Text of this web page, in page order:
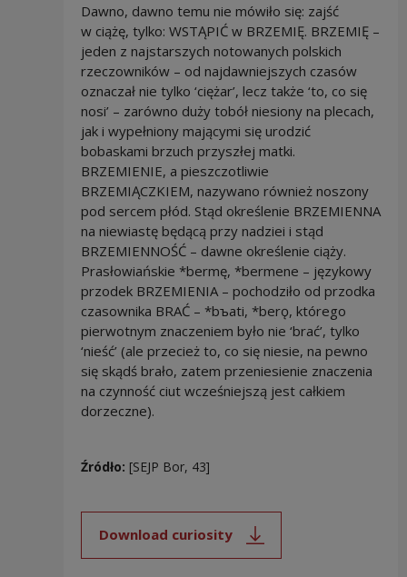
Dawno, dawno temu nie mówiło się: zajść
w ciążę, tylko: WSTĄPIĆ w BRZEMIĘ. BRZEMIĘ –
jeden z najstarszych notowanych polskich
rzeczowników – od najdawniejszych czasów
oznaczał nie tylko ‘ciężar’, lecz także ‘to, co się
nosi’ – zarówno duży tobół niesiony na plecach,
jak i wypełniony mającymi się urodzić
bobaskami brzuch przyszłej matki.
BRZEMIENIE, a pieszczotliwie
BRZEMIĄCZKIEM, nazywano również noszony
pod sercem płód. Stąd określenie BRZEMIENNA
na niewiastę będącą przy nadziei i stąd
BRZEMIENNOŚĆ – dawne określenie ciąży.
Prasłowiańskie *bermę, *bermene – językowy
przodek BRZEMIENIA – pochodziło od przodka
czasownika BRAĆ – *bъati, *berǫ, którego
pierwotnym znaczeniem było nie ‘brać’, tylko
‘nieść’ (ale przecież to, co się niesie, na pewno
się skądś brało, zatem przeniesienie znaczenia
na czynność ciut wcześniejszą jest całkiem
dorzeczne).
Źródło: [SEJP Bor, 43]
Download curiosity
Note, the link will open in a new